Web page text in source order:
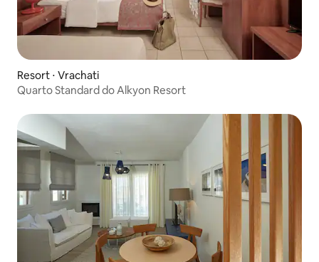
Resort ⋅ Vrachati
Quarto Standard do Alkyon Resort